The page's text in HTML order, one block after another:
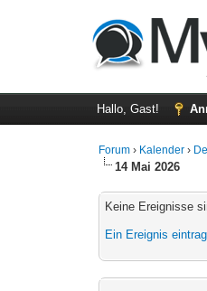
Hallo, Gast!
Forum › Kalender ›
14 Mai 2026
Keine Ereignisse
Ein Ereignis